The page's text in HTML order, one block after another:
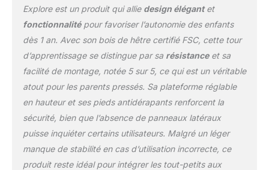
bébé pouvant supporter
jusqu’à 40 kg Facile à
aux outils inclus, la
chaise montessori enfant
se monte en un clin d’œil
; Planche réglable à l'aide
de deux vis pour une
position stable et sûre
Explore est un produit qui allie design élégantet
fonctionnalitépour favoriser l’autonomie des enfants
dès 1 an. Avec son bois de hêtre certifié FSC, cette tour
d’apprentissage se distingue par sa résistanceet sa
facilité de montage, notée 5 sur 5, ce qui est un véritable
atout pour les parents pressés. Sa plateforme réglable
en hauteur et ses pieds antidérapants renforcent la
sécurité, bien que l’absence de panneaux latéraux
puisse inquiéter certains utilisateurs. Malgré un léger
manque de stabilité en cas d’utilisation incorrecte, ce
produit reste idéal pour intégrer les tout-petits aux